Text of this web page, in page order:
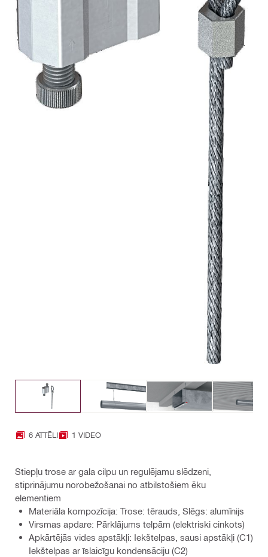
6 ATTĒLI 1 VIDEO
Stiepļu trose ar gala cilpu un regulējamu slēdzeni,
stiprinājumu norobežošanai no atbilstošiem ēku
elementiem
Materiāla kompozīcija: Trose: tērauds, Slēgs: alumīnijs
Virsmas apdare: Pārklājums telpām (elektriski cinkots)
Apkārtējās vides apstākļi: Iekštelpas, sausi apstākļi (C1)
Iekštelpas ar īslaicīgu kondensāciju (C2)